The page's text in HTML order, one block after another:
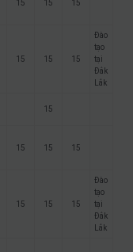
15 15 15
15 15 15
Đào
tạo
tại
Đắk
Lắk
15
15 15 15
15 15 15
Đào
tạo
tại
Đắk
Lắk